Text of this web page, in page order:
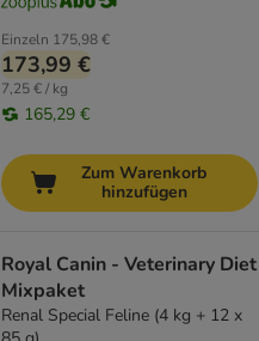
Einzeln 175,98 €
173,99 €
7,25 € / kg
165,29 €
Zum Warenkorb
hinzufügen
Royal Canin - Veterinary Diet
Mixpaket
Renal Special Feline (4 kg + 12 x